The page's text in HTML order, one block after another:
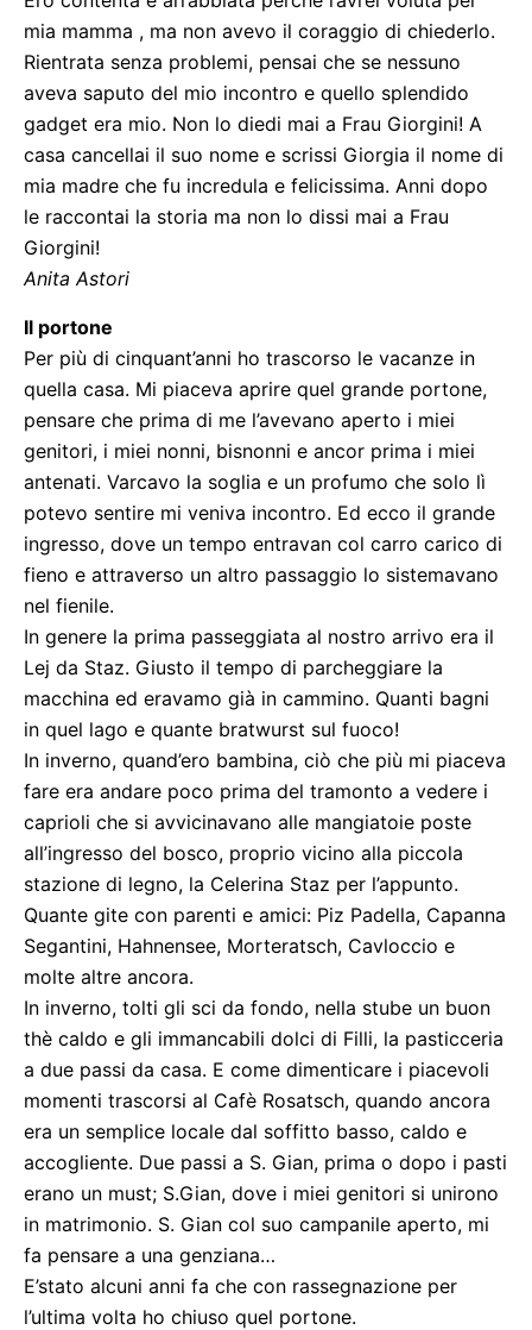
mia mamma , ma non avevo il coraggio di chiederlo.
Rientrata senza problemi, pensai che se nessuno
aveva saputo del mio incontro e quello splendido
gadget era mio. Non lo diedi mai a Frau Giorgini! A
casa cancellai il suo nome e scrissi Giorgia il nome di
mia madre che fu incredula e felicissima. Anni dopo
le raccontai la storia ma non lo dissi mai a Frau
Giorgini!
Anita Astori
Il portone
Per più di cinquant’anni ho trascorso le vacanze in
quella casa. Mi piaceva aprire quel grande portone,
pensare che prima di me l’avevano aperto i miei
genitori, i miei nonni, bisnonni e ancor prima i miei
antenati. Varcavo la soglia e un profumo che solo lì
potevo sentire mi veniva incontro. Ed ecco il grande
ingresso, dove un tempo entravan col carro carico di
fieno e attraverso un altro passaggio lo sistemavano
nel fienile.
In genere la prima passeggiata al nostro arrivo era il
Lej da Staz. Giusto il tempo di parcheggiare la
macchina ed eravamo già in cammino. Quanti bagni
in quel lago e quante bratwurst sul fuoco!
In inverno, quand’ero bambina, ciò che più mi piaceva
fare era andare poco prima del tramonto a vedere i
caprioli che si avvicinavano alle mangiatoie poste
all’ingresso del bosco, proprio vicino alla piccola
stazione di legno, la Celerina Staz per l’appunto.
Quante gite con parenti e amici: Piz Padella, Capanna
Segantini, Hahnensee, Morteratsch, Cavloccio e
molte altre ancora.
In inverno, tolti gli sci da fondo, nella stube un buon
thè caldo e gli immancabili dolci di Filli, la pasticceria
a due passi da casa. E come dimenticare i piacevoli
momenti trascorsi al Cafè Rosatsch, quando ancora
era un semplice locale dal soffitto basso, caldo e
accogliente. Due passi a S. Gian, prima o dopo i pasti
erano un must; S.Gian, dove i miei genitori si unirono
in matrimonio. S. Gian col suo campanile aperto, mi
fa pensare a una genziana…
E’stato alcuni anni fa che con rassegnazione per
l’ultima volta ho chiuso quel portone.